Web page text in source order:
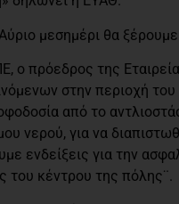
μεσημέρι θα
ο πρόεδρος της
στην περιοχή του
από το
νερού, για να
ενδείξεις για την
του κέντρου της πόλης¨.